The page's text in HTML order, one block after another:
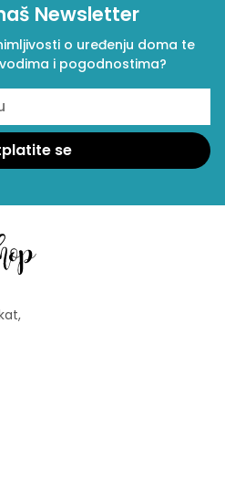
Newsletter
o uređenju doma te
i pogodnostima?